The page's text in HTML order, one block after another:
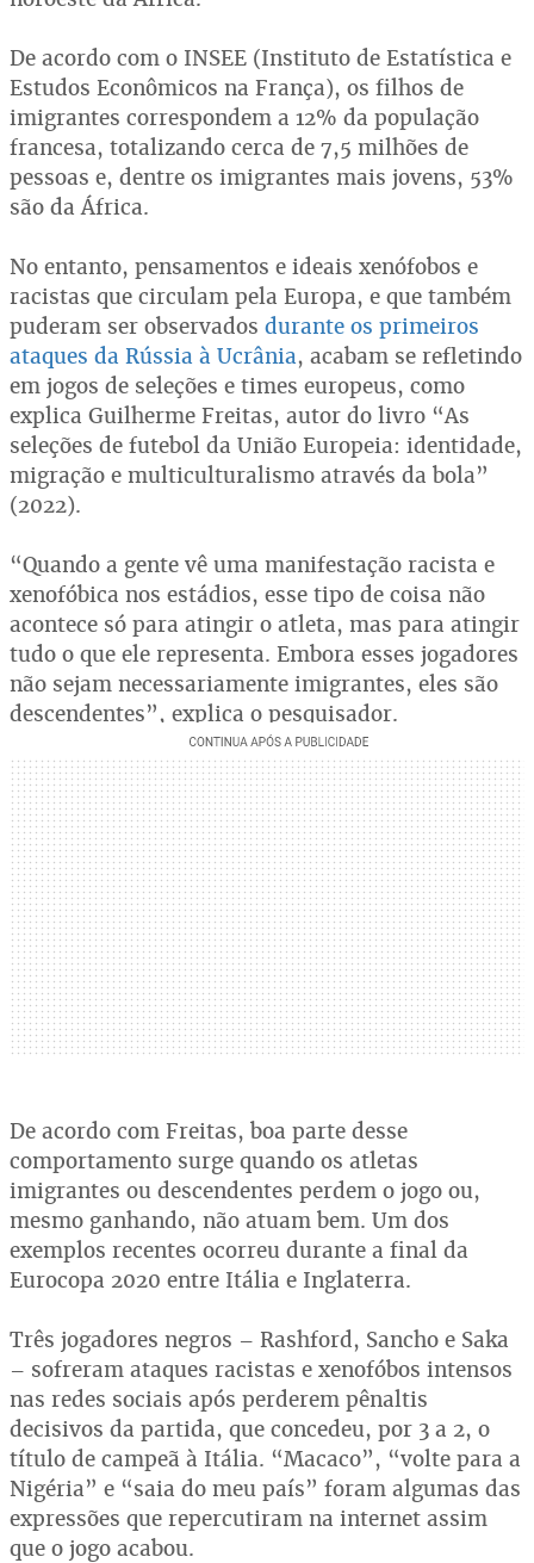
De acordo com o INSEE (Instituto de Estatística e
Estudos Econômicos na França), os filhos de
imigrantes correspondem a 12% da população
francesa, totalizando cerca de 7,5 milhões de
pessoas e, dentre os imigrantes mais jovens, 53%
são da África.
No entanto, pensamentos e ideais xenófobos e
racistas que circulam pela Europa, e que também
puderam ser observados durante os primeiros
ataques da Rússia à Ucrânia, acabam se refletindo
em jogos de seleções e times europeus, como
explica Guilherme Freitas, autor do livro “As
seleções de futebol da União Europeia: identidade,
migração e multiculturalismo através da bola”
(2022).
“Quando a gente vê uma manifestação racista e
xenofóbica nos estádios, esse tipo de coisa não
acontece só para atingir o atleta, mas para atingir
tudo o que ele representa. Embora esses jogadores
não sejam necessariamente imigrantes, eles são
descendentes”, explica o pesquisador.
De acordo com Freitas, boa parte desse
comportamento surge quando os atletas
imigrantes ou descendentes perdem o jogo ou,
mesmo ganhando, não atuam bem. Um dos
exemplos recentes ocorreu durante a final da
Eurocopa 2020 entre Itália e Inglaterra.
Três jogadores negros – Rashford, Sancho e Saka
– sofreram ataques racistas e xenofóbos intensos
nas redes sociais após perderem pênaltis
decisivos da partida, que concedeu, por 3 a 2, o
título de campeã à Itália. “Macaco”, “volte para a
Nigéria” e “saia do meu país” foram algumas das
expressões que repercutiram na internet assim
que o jogo acabou.